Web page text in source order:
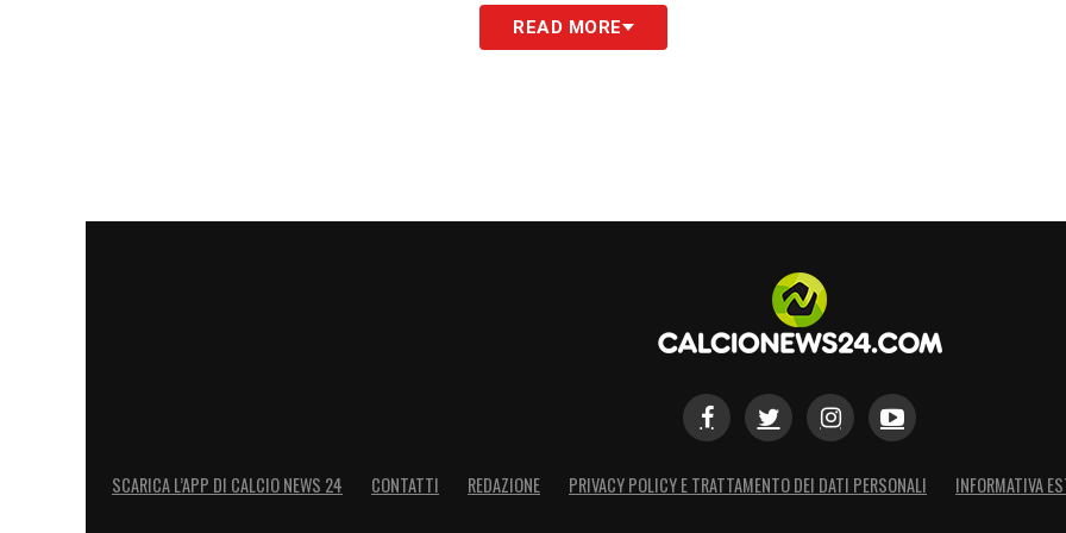
READ MORE
SCARICA L’APP DI CALCIO NEWS 24 CONTATTI REDAZIONE PRIVACY POLICY E TRATTAMENTO DEI DATI PERSONALI INFORMATIVA